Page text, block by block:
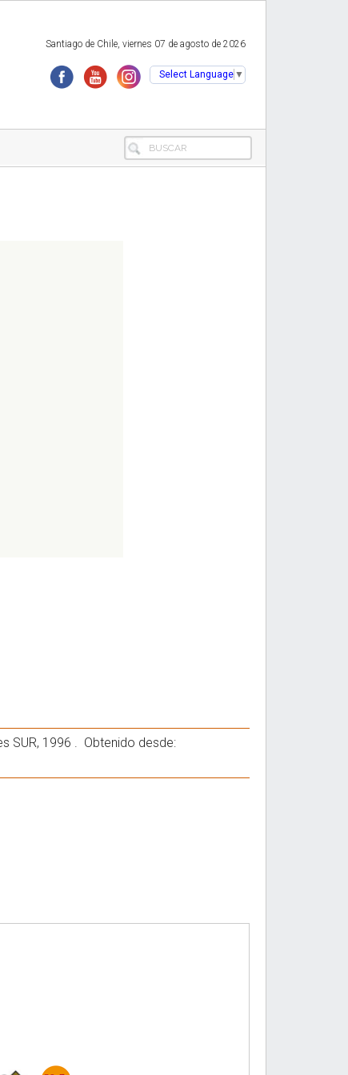
Santiago de Chile, viernes 07 de agosto de 2026
Select Language ▼
BUSCAR
SUR, 1996 . Obtenido desde: